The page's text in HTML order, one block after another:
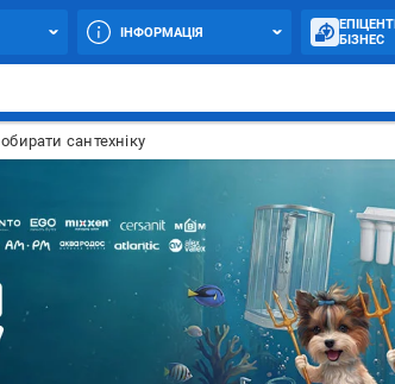
ІНФОРМАЦІЯ
БІЗНЕС
сантехніку